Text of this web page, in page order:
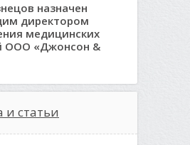
назначен
директором
медицинских
ООО «Джонсон &
и статьи